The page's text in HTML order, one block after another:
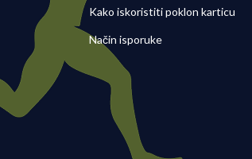
Kako iskoristiti poklon karticu
Način isporuke